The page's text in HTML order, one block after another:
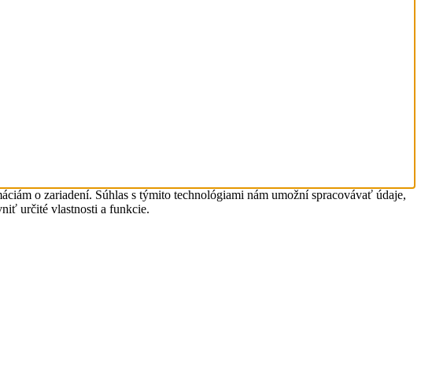
o zariadení. Súhlas s týmito technológiami nám umožní spracovávať údaje,
určité vlastnosti a funkcie.